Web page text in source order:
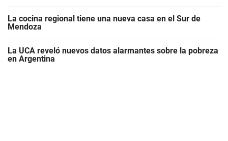
La cocina regional tiene una nueva casa en el Sur de
Mendoza
La UCA reveló nuevos datos alarmantes sobre la pobreza
en Argentina